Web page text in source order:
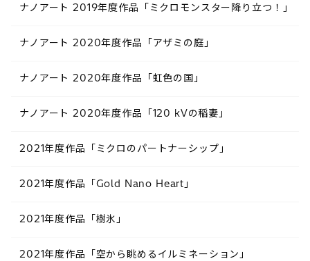
ナノアート 2019年度作品「ミクロモンスター降り立つ！」
ナノアート 2020年度作品「アザミの庭」
ナノアート 2020年度作品「虹色の国」
ナノアート 2020年度作品「120 kVの稲妻」
2021年度作品「ミクロのパートナーシップ」
2021年度作品「Gold Nano Heart」
2021年度作品「樹氷」
2021年度作品「空から眺めるイルミネーション」